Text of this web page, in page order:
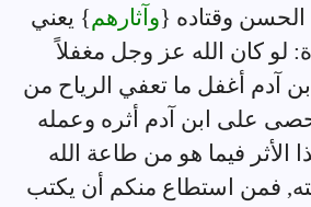
الحسن وقتاده {وآثارهم} يعني
لو كان الله عز وجل مغفلاً
آدم أغفل ما تعفي الرياح من
على ابن آدم أثره وعمله
فيما هو من طاعة الله
فمن استطاع منكم أن يكتب